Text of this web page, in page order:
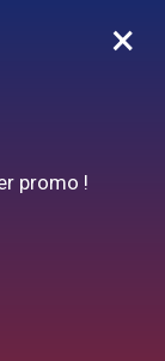
0
DJINN10
×
promo !